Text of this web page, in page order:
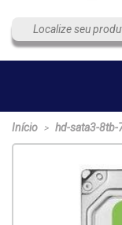
Início > hd-sata3-